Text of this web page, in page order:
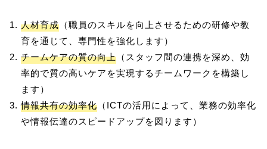
人材育成 （職員のスキルを向上させるための研修や教
育を通じて、専門性を強化します）
チームケアの質の向上 （スタッフ間の連携を深め、効
率的で質の高いケアを実現するチームワークを構築し
ます）
情報共有の効率化 （ICTの活用によって、業務の効率化
や情報伝達のスピードアップを図ります）